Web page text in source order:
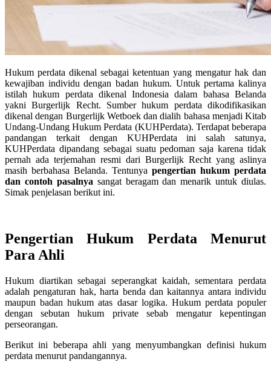
Hukum perdata dikenal sebagai ketentuan yang mengatur hak dan
kewajiban individu dengan badan hukum. Untuk pertama kalinya
istilah hukum perdata dikenal Indonesia dalam bahasa Belanda
yakni Burgerlijk Recht. Sumber hukum perdata dikodifikasikan
dikenal dengan Burgerlijk Wetboek dan dialih bahasa menjadi Kitab
Undang-Undang Hukum Perdata (KUHPerdata). Terdapat beberapa
pandangan terkait dengan KUHPerdata ini salah satunya,
KUHPerdata dipandang sebagai suatu pedoman saja karena tidak
pernah ada terjemahan resmi dari Burgerlijk Recht yang aslinya
masih berbahasa Belanda. Tentunya pengertian hukum perdata
dan contoh pasalnya sangat beragam dan menarik untuk diulas.
Simak penjelasan berikut ini.
Pengertian Hukum Perdata Menurut
Para Ahli
Hukum diartikan sebagai seperangkat kaidah, sementara perdata
adalah pengaturan hak, harta benda dan kaitannya antara individu
maupun badan hukum atas dasar logika. Hukum perdata populer
dengan sebutan hukum private sebab mengatur kepentingan
perseorangan.
Berikut ini beberapa ahli yang menyumbangkan definisi hukum
perdata menurut pandangannya.